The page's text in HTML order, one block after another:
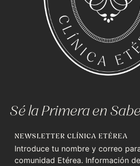
Sé la Primera en
NEWSLETTER CLÍNICA ETÉREA
Introduce tu nombre y correo
comunidad Etérea. Información